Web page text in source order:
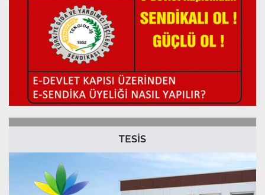
TESİS